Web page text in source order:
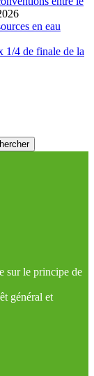
en eau
1/4 de finale de la
sur le principe de
général et